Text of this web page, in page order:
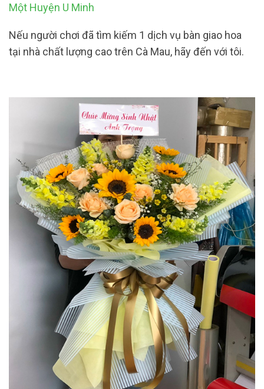
Một Huyện U Minh
Nếu người chơi đã tìm kiếm 1 dịch vụ bàn giao hoa
tại nhà chất lượng cao trên Cà Mau, hãy đến với tôi.